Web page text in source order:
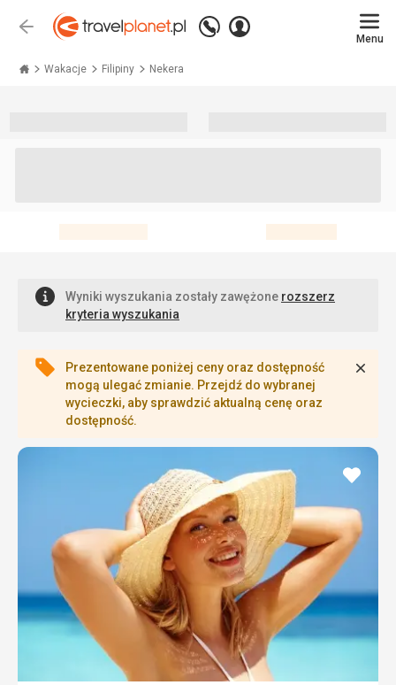
Wstecz
Zadzwoń
+48 71 771 76 55
Zaloguj
Menu
Wakacje Filipiny Nekera
Wyniki wyszukania zostały zawężone rozszerz
kryteria wyszukania
Prezentowane poniżej ceny oraz dostępność
mogą ulegać zmianie. Przejdź do wybranej
wycieczki, aby sprawdzić aktualną cenę oraz
dostępność.
dodaj